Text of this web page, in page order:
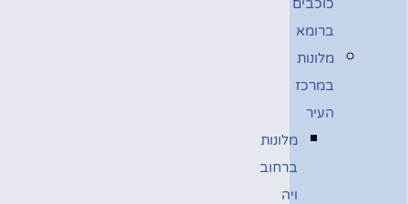
כוכבים
ברומא
מלונות
במרכז
העיר
מלונות
ברחוב
ויה